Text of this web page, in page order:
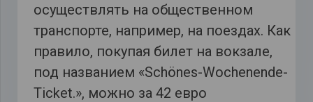
осуществлять на общественном
транспорте, например, на поездах. Как
правило, покупая билет на вокзале,
под названием «Schönes-Wochenende-
Ticket.», можно за 42 евро